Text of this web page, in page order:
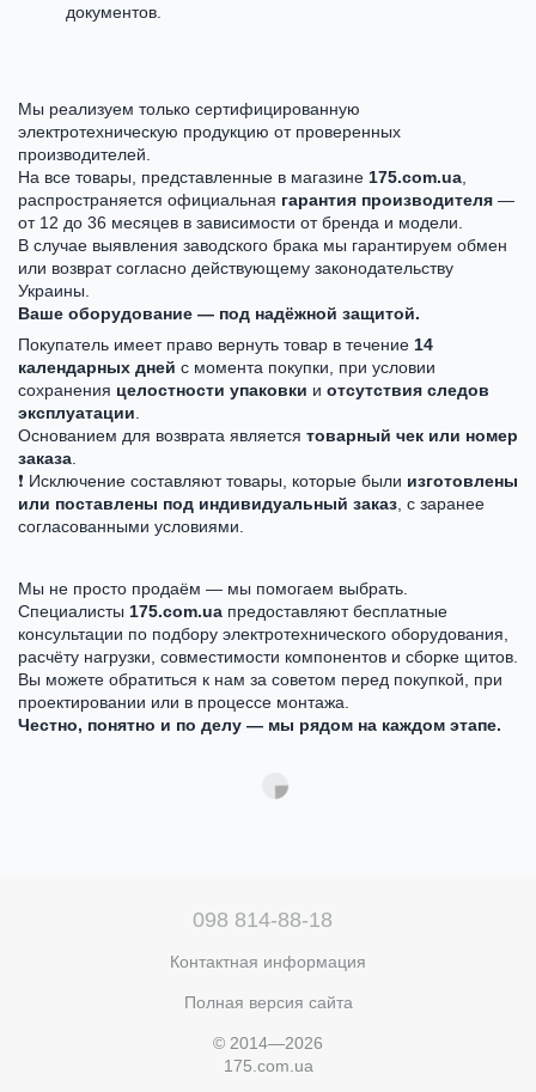
документов.
Мы реализуем только сертифицированную
электротехническую продукцию от проверенных
производителей.
На все товары, представленные в магазине 175.com.ua
распространяется официальная гарантия производителя —
от 12 до 36 месяцев в зависимости от бренда и модели.
В случае выявления заводского брака мы гарантируем обмен
или возврат согласно действующему законодательству
Украины.
Ваше оборудование — под надёжной защитой.
Покупатель имеет право вернуть товар в течение 14
календарных дней с момента покупки, при условии
сохранения целостности упаковки и отсутствия следов
эксплуатации
Основанием для возврата является товарный чек или номер
заказа
❗ Исключение составляют товары, которые были изготовлены
или поставлены под индивидуальный заказ , с заранее
согласованными условиями.
Мы не просто продаём — мы помогаем выбрать.
Специалисты 175.com.ua предоставляют бесплатные
консультации по подбору электротехнического оборудования,
расчёту нагрузки, совместимости компонентов и сборке щитов.
Вы можете обратиться к нам за советом перед покупкой, при
проектировании или в процессе монтажа.
Честно, понятно и по делу — мы рядом на каждом этапе.
098 814-88-18
Контактная информация
Полная версия сайта
© 2014—2026
175.com.ua